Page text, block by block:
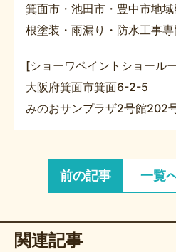
箕面市・池田市・豊中市地
根塗装・雨漏り・防水工事
[ショーワペイントショール
大阪府箕面市箕面6-2-5
みのおサンプラザ2号館202
前の記事 一覧
関連記事